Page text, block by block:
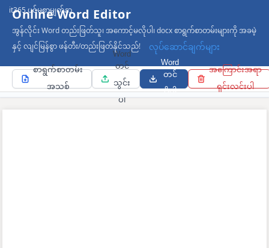
it365 ပင်မစာမျက်နှာ
Online Word Editor
အွန်လိုင်း Word တည်းဖြတ်သူ၊ အကောင့်မလိုပါ၊ docx စာရွက်စာတမ်းများကို အခမဲ့
နှင့် လျင်မြန်စွာ ဖန်တီး/တည်းဖြတ်နိုင်သည်!
လုပ်ဆောင်ချက်များ
စာရွက်စာတမ်း
အသစ်
Word
တင်
သွင်း
ပါ
Word
တင်
ပို့ပါ
အကြောင်းအရာ
ရှင်းလင်းပါ